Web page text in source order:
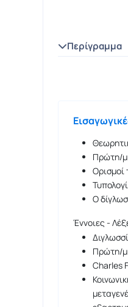
Περίγραμμα
Πρώτη/
Ορισμοί
Ο
Έννοιες -
Πρώτη/
Charles